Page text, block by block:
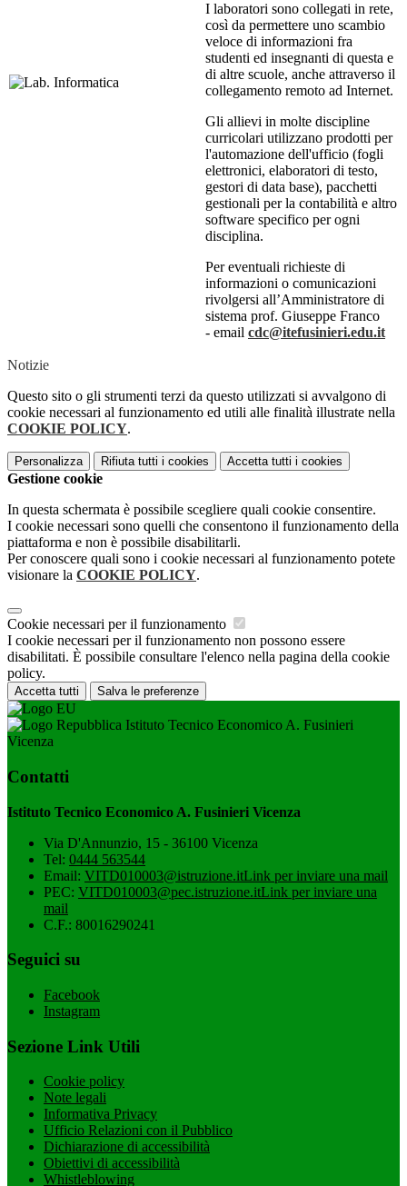
I laboratori sono collegati in rete,
così da permettere uno scambio
veloce di informazioni fra
studenti ed insegnanti di questa e
di altre scuole, anche attraverso il
collegamento remoto ad Internet.
Gli allievi in molte discipline
curricolari utilizzano prodotti per
l'automazione dell'ufficio (fogli
elettronici, elaboratori di testo,
gestori di data base), pacchetti
gestionali per la contabilità e altro
software specifico per ogni
disciplina.
Per eventuali richieste di
informazioni o comunicazioni
rivolgersi all’Amministratore di
sistema prof. Giuseppe Franco
- email cdc@itefusinieri.edu.it
Notizie
Questo sito o gli strumenti terzi da questo utilizzati si avvalgono di
cookie necessari al funzionamento ed utili alle finalità illustrate nella
COOKIE POLICY.
Personalizza Rifiuta tutti i cookies Accetta tutti i cookies
Gestione cookie
In questa schermata è possibile scegliere quali cookie consentire.
I cookie necessari sono quelli che consentono il funzionamento della
piattaforma e non è possibile disabilitarli.
Per conoscere quali sono i cookie necessari al funzionamento potete
visionare la COOKIE POLICY.
Cookie necessari per il funzionamento
I cookie necessari per il funzionamento non possono essere
disabilitati. È possibile consultare l'elenco nella pagina della cookie
policy.
Accetta tutti Salva le preferenze
Istituto Tecnico Economico A. Fusinieri
Vicenza
Contatti
Istituto Tecnico Economico A. Fusinieri Vicenza
Via D'Annunzio, 15 - 36100 Vicenza
Tel: 0444 563544
Email: VITD010003@istruzione.itLink per inviare una mail
PEC: VITD010003@pec.istruzione.itLink per inviare una
mail
C.F.: 80016290241
Seguici su
Facebook
Instagram
Sezione Link Utili
Cookie policy
Note legali
Informativa Privacy
Ufficio Relazioni con il Pubblico
Dichiarazione di accessibilità
Obiettivi di accessibilità
Whistleblowing